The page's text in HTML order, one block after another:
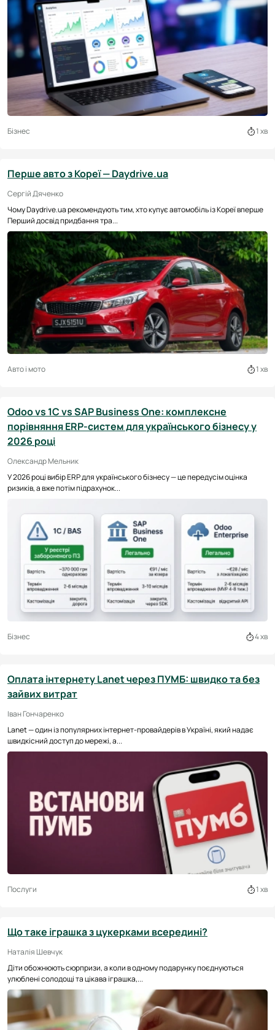
Бізнес 1 хв
Перше авто з Кореї — Daydrive.ua
Сергій Дяченко
Чому Daydrive.ua рекомендують тим, хто купує автомобіль із Кореї вперше
Перший досвід придбання тра...
Авто і мото 1 хв
Odoo vs 1С vs SAP Business One: комплексне
порівняння ERP-систем для українського бізнесу у
2026 році
Олександр Мельник
У 2026 році вибір ERP для українського бізнесу — це передусім оцінка
ризиків, а вже потім підрахунок...
Бізнес 4 хв
Оплата інтернету Lanet через ПУМБ: швидко та без
зайвих витрат
Іван Гончаренко
Lanet — один із популярних інтернет-провайдерів в Україні, який надає
швидкісний доступ до мережі, а...
Послуги 1 хв
Що таке іграшка з цукерками всередині?
Наталія Шевчук
Діти обожнюють сюрпризи, а коли в одному подарунку поєднуються
улюблені солодощі та цікава іграшка,...